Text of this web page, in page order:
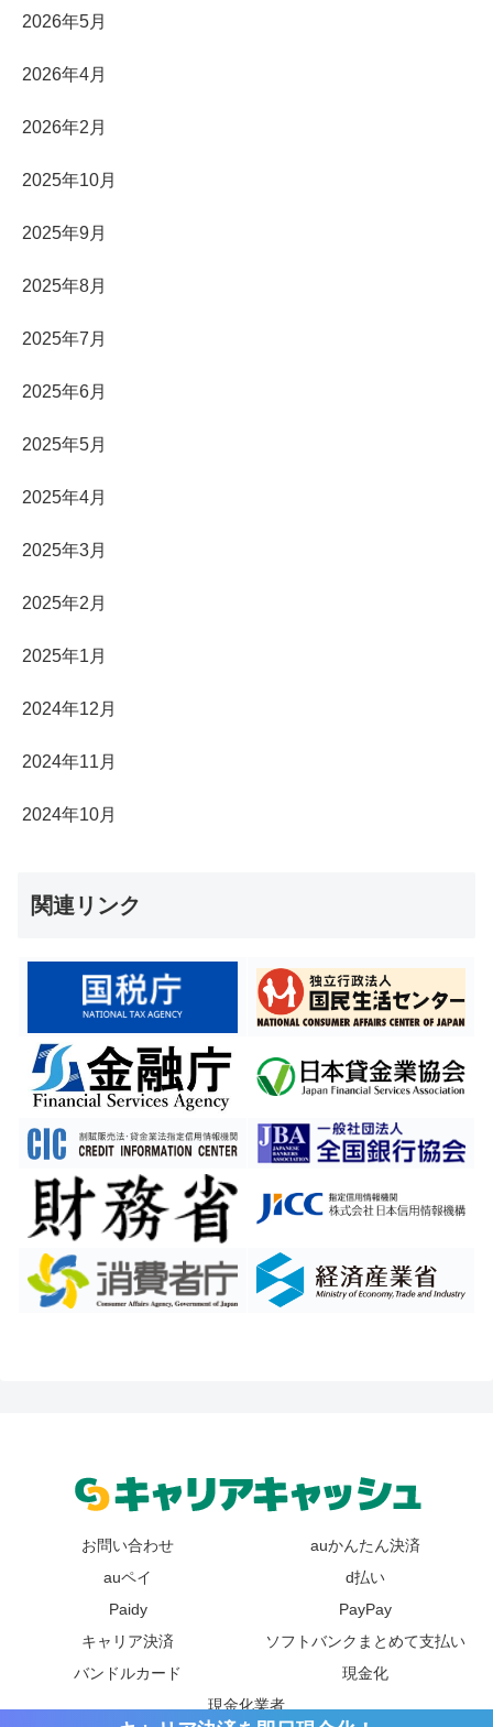
2026年5月
2026年4月
2026年2月
2025年10月
2025年9月
2025年8月
2025年7月
2025年6月
2025年5月
2025年4月
2025年3月
2025年2月
2025年1月
2024年12月
2024年11月
2024年10月
関連リンク
お問い合わせ
auかんたん決済
auペイ
d払い
Paidy
PayPay
キャリア決済
ソフトバンクまとめて支払い
バンドルカード
現金化
現金化業者